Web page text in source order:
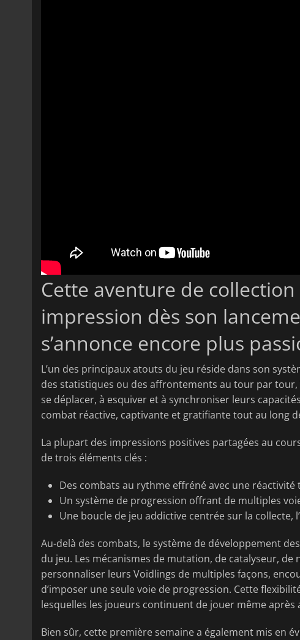
Cette aventure de
impression dès son
s’annonce encore plus
L’un des principaux atouts du jeu réside dans son
des statistiques ou des affrontements au tour par
se déplacer, à esquiver et à synchroniser leurs
combat réactive, captivante et gratifiante tout au long
La plupart des impressions positives partagées au
de trois éléments clés :
Des combats au rythme effréné avec une réactivité
Un système de progression offrant de multiples
Une boucle de jeu addictive centrée sur la collecte,
Au-delà des combats, le système de développement
du jeu. Les mécanismes de mutation, de catalyseur,
personnaliser leurs Voidlings de multiples façons,
d’imposer une seule voie de progression. Cette
lesquelles les joueurs continuent de jouer même
Bien sûr, cette première semaine a également mis en